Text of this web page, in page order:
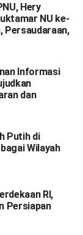
Hery
NU ke-
Persaudaraan,
Informasi
dan
Putih di
Wilayah
RI,
Persiapan